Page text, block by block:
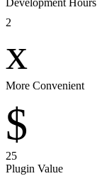
Development Hours
2
x
More Convenient
$
25
Plugin Value